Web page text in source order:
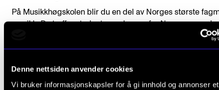
Denne nettsiden anvender cookies
Vi bruker informasjonskapsler for å gi innhold og annonser et
På Musikkhøgskolen blir du en del av Norges største
musikk. Du treffer studenter og lærere fra Norge og
noe som både vil utvikle og utfordre deg uansett hva slags
musikk du liker.
Ditt eget studium